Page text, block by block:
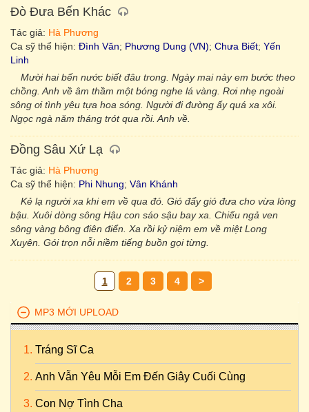
Đò Đưa Bến Khác
Tác giả: Hà Phương
Ca sỹ thể hiện: Đình Văn; Phương Dung (VN); Chưa Biết; Yến
Linh
Mười hai bến nước biết đâu trong. Ngày mai này em bước theo
chồng. Anh về âm thầm một bóng nghe lá vàng. Rơi nhẹ ngoài
sông ơi tình yêu tựa hoa sóng. Người đi đường ấy quá xa xôi.
Ngọc ngà năm tháng trót qua rồi. Anh về.
Đồng Sâu Xứ Lạ
Tác giả: Hà Phương
Ca sỹ thể hiện: Phi Nhung; Vân Khánh
Kẻ lạ người xa khi em về qua đó. Gió đẩy gió đưa cho vừa lòng
bậu. Xuôi dòng sông Hậu con sáo sậu bay xa. Chiếu ngả ven
sông vàng bông điên điển. Xa rồi kỷ niệm em về miệt Long
Xuyên. Gói trọn nỗi niềm tiếng buồn gọi từng.
1 2 3 4 >
MP3 MỚI UPLOAD
Tráng Sĩ Ca
Anh Vẫn Yêu Mỗi Em Đến Giây Cuối Cùng
Con Nợ Tình Cha